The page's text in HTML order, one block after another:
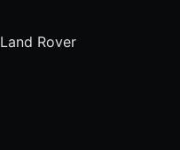
Land Rover